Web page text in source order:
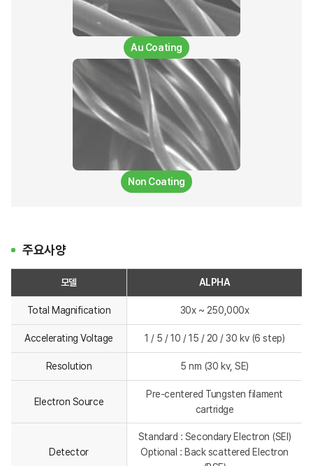
Au Coating
Non Coating
주요사양
모델 ALPHA
Total Magnification 30x ~ 250,000x
Accelerating Voltage 1 / 5 / 10 / 15 / 20 / 30 kv (6 step)
Resolution 5 nm (30 kv, SE)
Electron Source
Pre-centered Tungsten filament
cartridge
Detector
Standard : Secondary Electron (SEI)
Optional : Back scattered Electron